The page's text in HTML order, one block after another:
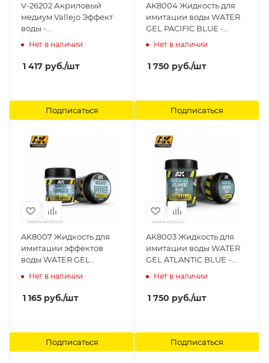
V-26202 Акриловый
медиум Vallejo Эффект
воды -
Средиземноморский
Нет в наличии
1 417 руб./шт
Подписаться
AK8004 Жидкость для
имитации воды WATER
GEL PACIFIC BLUE -
250ml (Acrylic) AK-
Нет в наличии
1 750 руб./шт
Подписаться
AK8007 Жидкость для
имитации эффектов
воды WATER GEL
EFFECTS - 100ml (Acrylic)
Нет в наличии
1 165 руб./шт
Подписаться
AK8003 Жидкость для
имитации воды WATER
GEL ATLANTIC BLUE -
250ml (Acrylic) AK-
Нет в наличии
1 750 руб./шт
Подписаться